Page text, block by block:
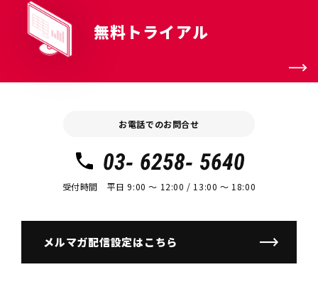
無料トライアル
お電話でのお問合せ
03- 6258- 5640
受付時間 平日 9:00 〜 12:00 / 13:00 〜 18:00
メルマガ配信設定はこちら